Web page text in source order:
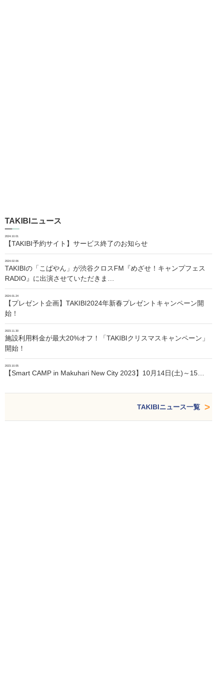
TAKIBIニュース
2024.10.01
【TAKIBI予約サイト】サービス終了のお知らせ
2024.02.06
TAKIBIの「こばやん」が渋谷クロスFM『めざせ！キャンプフェス
RADIO』に出演させていただきま…
2024.01.24
【プレゼント企画】TAKIBI2024年新春プレゼントキャンペーン開
始！
2023.11.30
施設利用料金が最大20%オフ！「TAKIBIクリスマスキャンペーン」
開始！
2023.10.05
【Smart CAMP in Makuhari New City 2023】10月14日(土)～15…
TAKIBIニュース一覧